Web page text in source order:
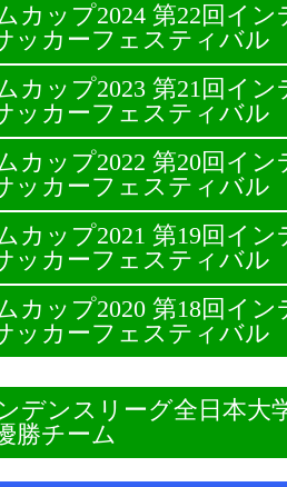
カップ2024 第22回イ
ッカーフェスティバル
カップ2023 第21回イ
ッカーフェスティバル
カップ2022 第20回イ
ッカーフェスティバル
カップ2021 第19回イ
ッカーフェスティバル
カップ2020 第18回イ
ッカーフェスティバル
デンスリーグ全日本大
勝チーム